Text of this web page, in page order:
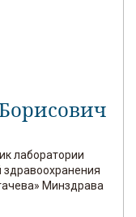
лаборатории
здравоохранения
Минздрава